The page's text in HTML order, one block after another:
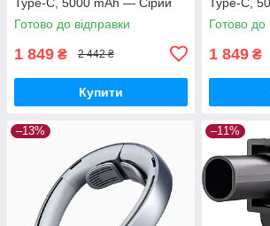
Готово до відправки
1 849 ₴ 2 442 ₴
Купити
Готово до
1 849 ₴
–13% –11%